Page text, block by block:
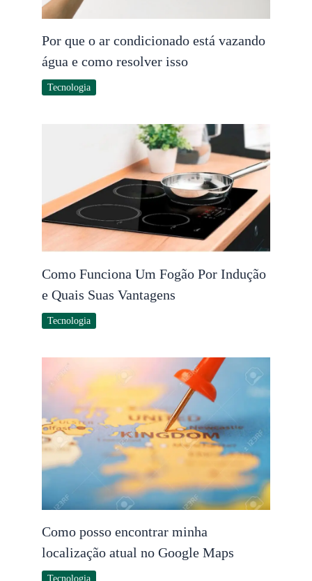
Por que o ar condicionado está vazando
água e como resolver isso
Tecnologia
Como Funciona Um Fogão Por Indução
e Quais Suas Vantagens
Tecnologia
Como posso encontrar minha
localização atual no Google Maps
Tecnologia